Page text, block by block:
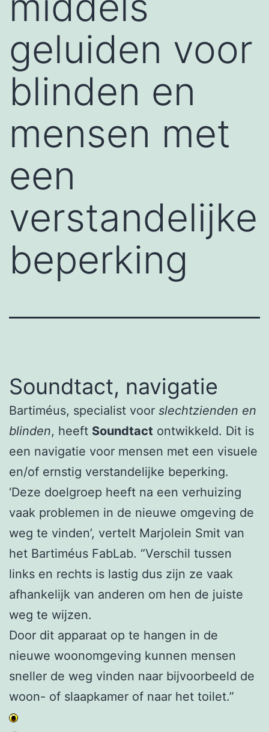
geluiden voor
blinden en
mensen met
een
verstandelijke
beperking
Soundtact, navigatie
Bartiméus, specialist voor slechtzienden en
blinden, heeft Soundtact ontwikkeld. Dit is
een navigatie voor mensen met een visuele
en/of ernstig verstandelijke beperking.
‘Deze doelgroep heeft na een verhuizing
vaak problemen in de nieuwe omgeving de
weg te vinden’, vertelt Marjolein Smit van
het Bartiméus FabLab. “Verschil tussen
links en rechts is lastig dus zijn ze vaak
afhankelijk van anderen om hen de juiste
weg te wijzen.
Door dit apparaat op te hangen in de
nieuwe woonomgeving kunnen mensen
sneller de weg vinden naar bijvoorbeeld de
woon- of slaapkamer of naar het toilet.”